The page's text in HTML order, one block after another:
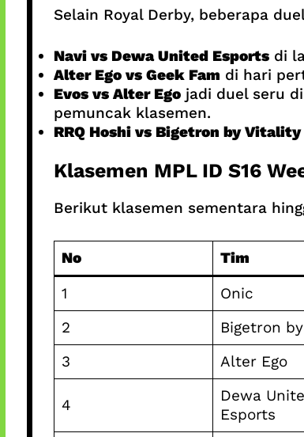
Selain Royal Derby, beberapa
Navi vs Dewa United Esportsdi
Alter Ego vs Geek Fam di hari
Evos vs Alter Egojadi duel seru
pemuncak klasemen.
RRQ Hoshi vs Bigetron by Vitality
Klasemen MPL ID S16
Berikut klasemen sementara
No Tim
1
Onic
2
Bigetron
3
Alter Ego
4
Dewa
Esports